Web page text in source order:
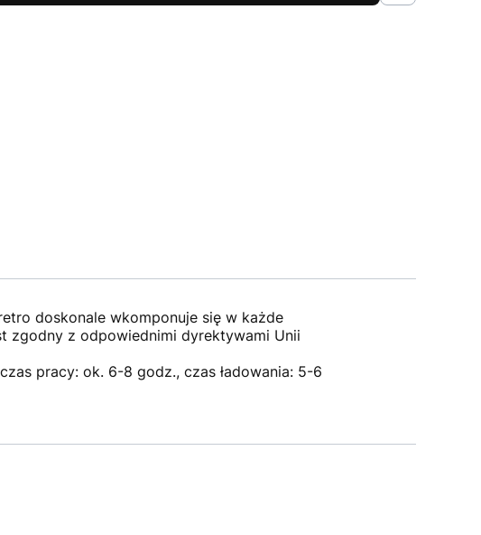
doskonale wkomponuje się w każde
zgodny z odpowiednimi dyrektywami Unii
pracy: ok. 6-8 godz., czas ładowania: 5-6